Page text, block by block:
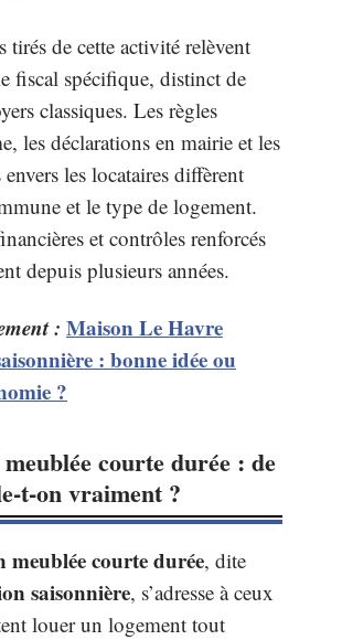
tirés de cette activité relèvent
fiscal spécifique, distinct de
classiques. Les règles
les déclarations en mairie et les
les locataires diffèrent
et le type de logement.
et contrôles renforcés
depuis plusieurs années.
: Maison Le Havre
: bonne idée ou
?
courte durée : de
t-on vraiment ?
meublée courte durée, dite
saisonnière, s’adresse à ceux
louer un logement tout